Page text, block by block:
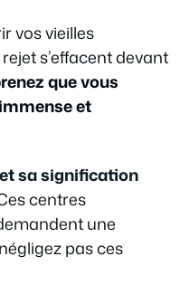
vos vieilles
s’effacent devant
que vous
et
sa signification
centres
une
pas ces